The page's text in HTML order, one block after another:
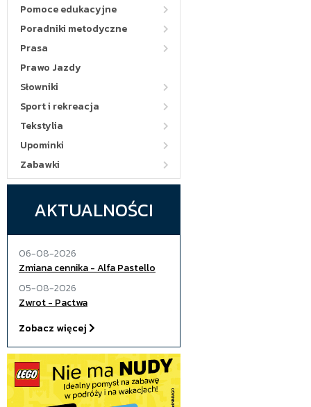
Pomoce edukacyjne
Poradniki metodyczne
Prasa
Prawo Jazdy
Słowniki
Sport i rekreacja
Tekstylia
Upominki
Zabawki
AKTUALNOŚCI
06-08-2026
Zmiana cennika - Alfa Pastello
05-08-2026
Zwrot - Pactwa
Zobacz więcej